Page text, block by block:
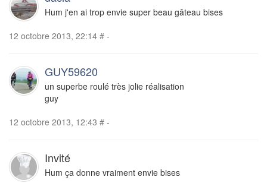
Hum j'en ai trop envie super beau gâteau bises
12 octobre 2013, 22:14 # -
GUY59620
un superbe roulé très jolie réalisation
guy
12 octobre 2013, 12:43 # -
Invité
Hum ça donne vraiment envie bises